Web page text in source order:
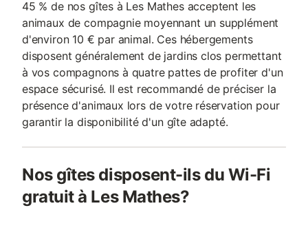
45 % de nos gîtes à Les Mathes acceptent les
animaux de compagnie moyennant un supplément
d'environ 10 € par animal. Ces hébergements
disposent généralement de jardins clos permettant
à vos compagnons à quatre pattes de profiter d'un
espace sécurisé. Il est recommandé de préciser la
présence d'animaux lors de votre réservation pour
garantir la disponibilité d'un gîte adapté.
Nos gîtes disposent-ils du Wi-Fi
gratuit à Les Mathes?